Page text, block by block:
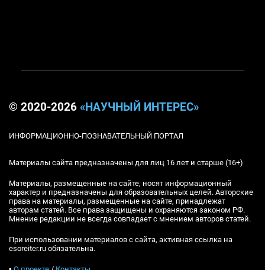
© 2020-2026 «НАУЧНЫЙ ИНТЕРЕС»
ИНФОРМАЦИОННО-ПОЗНАВАТЕЛЬНЫЙ ПОРТАЛ
Материалы сайта предназначены для лиц 16 лет и старше (16+)
Материалы, размещенные на сайте, носят информационный
характер и предназначены для образовательных целей. Авторские
права на материалы, размещенные на сайте, принадлежат
авторам статей. Все права защищены и охраняются законом РФ.
Мнение редакции не всегда совпадает с мнением авторов статей.
При использовании материалов с сайта, активная ссылка на
esoreiter.ru обязательна.